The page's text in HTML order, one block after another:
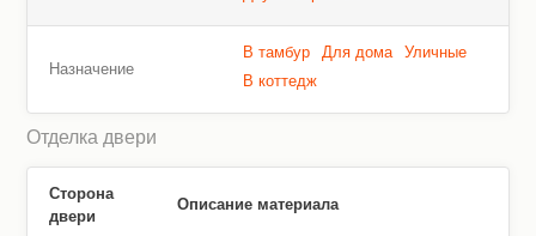
Назначение
В тамбур Для дома
Уличные
В коттедж
Отделка двери
Сторона
двери
Описание материала